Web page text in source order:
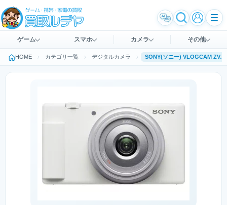
ゲーム スマホ カメラ その他
HOME カテゴリ一覧 デジタルカメラ SONY(ソニー) VLOGCAM ZV-1F (W) [ホワイト]